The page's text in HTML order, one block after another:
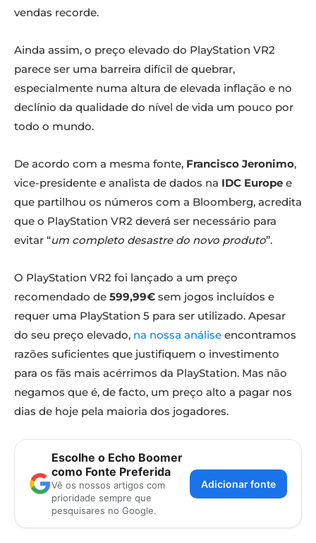
vendas recorde.
Ainda assim, o preço elevado do PlayStation VR2
parece ser uma barreira difícil de quebrar,
especialmente numa altura de elevada inflação e no
declínio da qualidade do nível de vida um pouco por
todo o mundo.
De acordo com a mesma fonte, Francisco Jeronimo,
vice-presidente e analista de dados na IDC Europe e
que partilhou os números com a Bloomberg, acredita
que o PlayStation VR2 deverá ser necessário para
evitar “um completo desastre do novo produto”.
O PlayStation VR2 foi lançado a um preço
recomendado de 599,99€ sem jogos incluídos e
requer uma PlayStation 5 para ser utilizado. Apesar
do seu preço elevado, na nossa análise encontramos
razões suficientes que justifiquem o investimento
para os fãs mais acérrimos da PlayStation. Mas não
negamos que é, de facto, um preço alto a pagar nos
dias de hoje pela maioria dos jogadores.
Escolhe o Echo Boomer
como Fonte Preferida
Vê os nossos artigos com
prioridade sempre que
pesquisares no Google.
Adicionar fonte